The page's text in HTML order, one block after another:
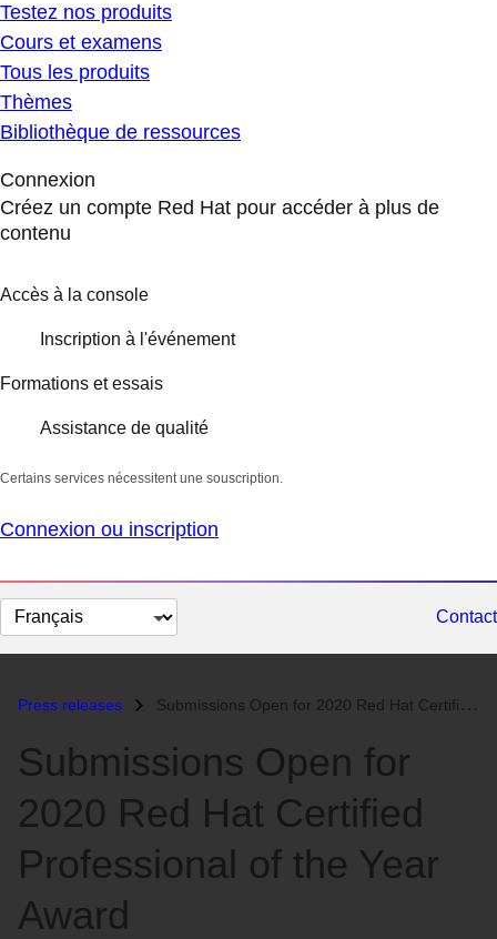
Testez nos produits
Cours et examens
Tous les produits
Thèmes
Bibliothèque de ressources
Connexion
Créez un compte Red Hat pour accéder à plus de
contenu
Accès à la console
Inscription à l'événement
Formations et essais
Assistance de qualité
Certains services nécessitent une souscription.
Connexion ou inscription
Changer
la
Contact
Press releases Submissions Open for 2020 Red Hat Certified Professional of the Year A...
Submissions Open for
2020 Red Hat Certified
Professional of the Year
Award